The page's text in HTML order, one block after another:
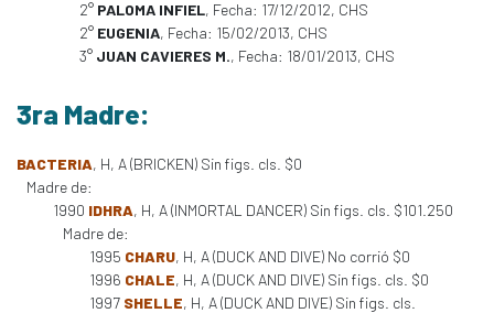
2° PALOMA INFIEL, Fecha: 17/12/2012, CHS
2° EUGENIA, Fecha: 15/02/2013, CHS
3° JUAN CAVIERES M., Fecha: 18/01/2013, CHS
3ra Madre:
BACTERIA, H, A (BRICKEN) Sin figs. cls. $0
Madre de:
1990 IDHRA, H, A (INMORTAL DANCER) Sin figs. cls. $101.250
Madre de:
1995 CHARU, H, A (DUCK AND DIVE) No corrió $0
1996 CHALE, H, A (DUCK AND DIVE) Sin figs. cls. $0
1997 SHELLE, H, A (DUCK AND DIVE) Sin figs. cls.